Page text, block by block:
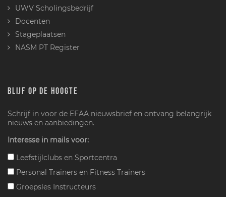
UWV Scholingsbedrijf
Docenten
Stageplaatsen
NASM PT Register
BLIJF OP DE HOOGTE
Schrijf in voor de EFAA nieuwsbrief en ontvang belangrijk
nieuws en aanbiedingen.
Interesse in mails voor:
Leefstijlclubs en Sportcentra
Personal Trainers en Fitness Trainers
Groepsles Instructeurs